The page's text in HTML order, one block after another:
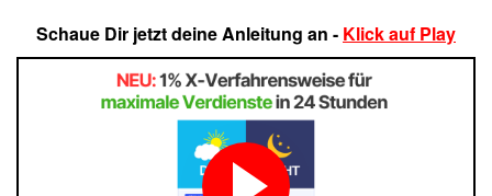
Schaue Dir jetzt deine Anleitung an - Klick auf Play